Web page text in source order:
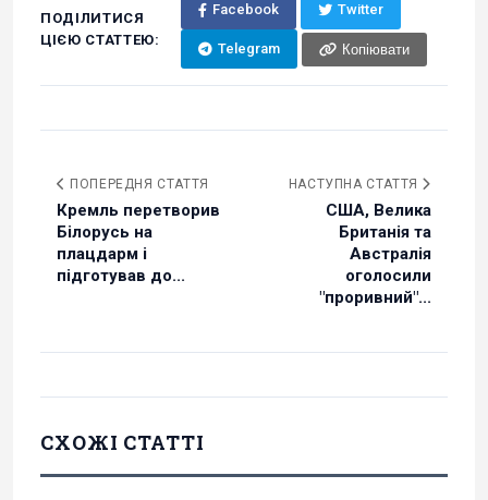
ПОДІЛИТИСЯ
ЦІЄЮ СТАТТЕЮ:
Facebook Twitter
Telegram Копіювати
ПОПЕРЕДНЯ СТАТТЯ
Кремль перетворив
Білорусь на
плацдарм і
підготував до...
НАСТУПНА СТАТТЯ
США, Велика
Британія та
Австралія
оголосили
"проривний"...
СХОЖІ СТАТТІ